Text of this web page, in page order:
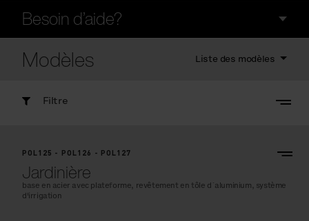
Besoin d’aide?
Modèles Liste des modèles
Filtre
POL125 - POL126 - POL127
Jardinière
base en acier avec plateforme, revêtement en tôle d´aluminium, système
d'irrigation